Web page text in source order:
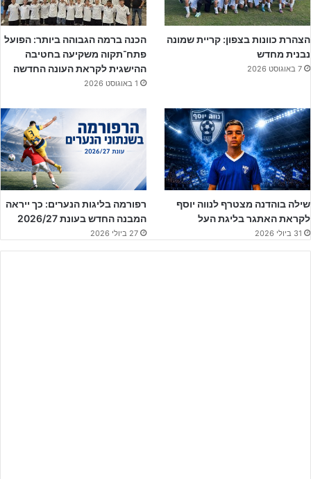
וינגרטןשוער רמה"ש מנעה מהאורחים מבאר שבע לעלות ליתרון.
הצהרת כוונות בצפון: קריית שמונה
נבנית מחדש
7 באוגוסט 2026
הכנה ברמה הגבוהה ביותר: הפועל
פתח־תקוה משקיעה בחטיבה
ההישגית לקראת העונה החדשה
1 באוגוסט 2026
שילה בוהדנה מצטרף לנווה יוסף
לקראת האתגר בליגת העל
31 ביולי 2026
רפורמה בליגות הנערים: כך ייראה
המבנה החדש בעונת 2026/27
27 ביולי 2026